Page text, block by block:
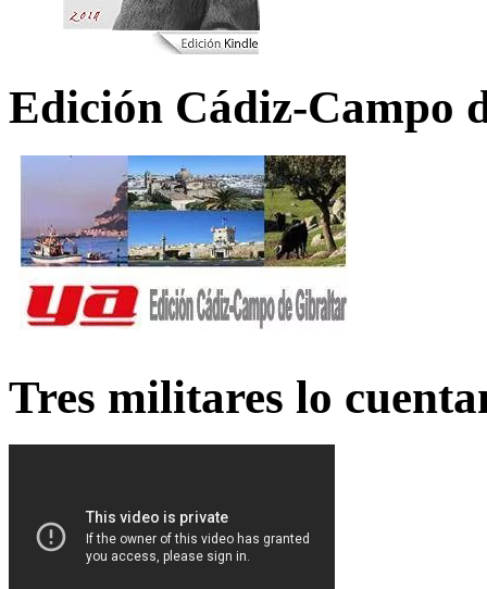
Edición Cádiz-Campo
Tres militares lo